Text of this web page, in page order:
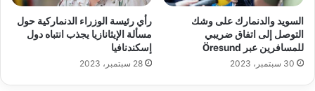
السويد والدنمارك على وشك
التوصل إلى اتفاق ضريبي
للمسافرين عبر Öresund
30 سبتمبر، 2023
رأي رئيسة الوزراء الدنماركية حول
مسألة الإيثانازيا يجذب انتباه دول
إسكندنافيا
28 سبتمبر، 2023